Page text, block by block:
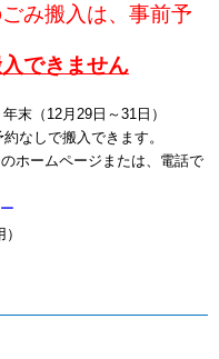
み搬入は、事前予
できません
末（12月29日～31日）
で搬入できます。
ホームページまたは、電話で